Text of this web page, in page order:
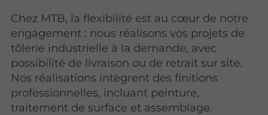
Chez MTB, la flexibilité est au cœur de notre
engagement : nous réalisons vos projets de
tôlerie industrielle à la demande, avec
possibilité de livraison ou de retrait sur site.
Nos réalisations intègrent des finitions
professionnelles, incluant peinture,
traitement de surface et assemblage.